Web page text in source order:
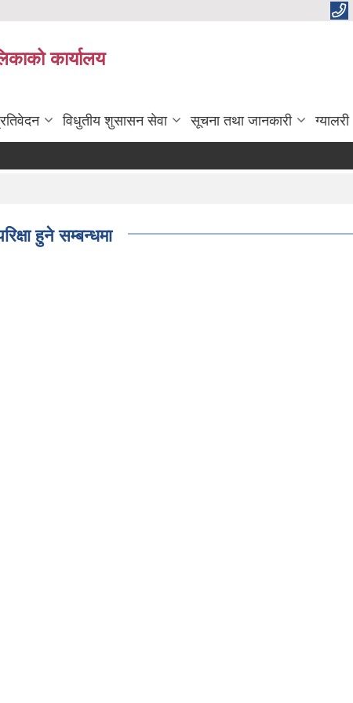
कार्यालय
विधुतीय शुसासन सेवा सूचना तथा जानकारी ग्यालरी
हुने सम्बन्धमा